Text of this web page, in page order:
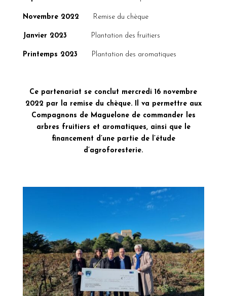
Novembre 2022 Remise du chèque
Janvier 2023 Plantation des fruitiers
Printemps 2023 Plantation des aromatiques
Ce partenariat se conclut mercredi 16 novembre
2022 par la remise du chèque. Il va permettre aux
Compagnons de Maguelone de commander les
arbres fruitiers et aromatiques, ainsi que le
financement d’une partie de l’étude
d’agroforesterie.